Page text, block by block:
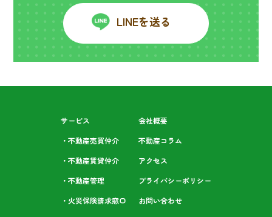
LINEを送る
サービス
・不動産売買仲介
・不動産賃貸仲介
・不動産管理
・火災保険請求窓口
会社概要
不動産コラム
アクセス
プライバシーポリシー
お問い合わせ